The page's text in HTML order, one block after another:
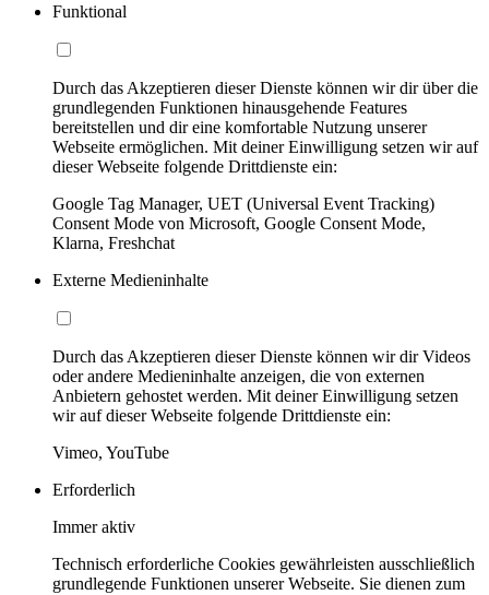
Funktional
Durch das Akzeptieren dieser Dienste können wir dir über die
grundlegenden Funktionen hinausgehende Features
bereitstellen und dir eine komfortable Nutzung unserer
Webseite ermöglichen. Mit deiner Einwilligung setzen wir auf
dieser Webseite folgende Drittdienste ein:
Google Tag Manager, UET (Universal Event Tracking)
Consent Mode von Microsoft, Google Consent Mode,
Klarna, Freshchat
Externe Medieninhalte
Durch das Akzeptieren dieser Dienste können wir dir Videos
oder andere Medieninhalte anzeigen, die von externen
Anbietern gehostet werden. Mit deiner Einwilligung setzen
wir auf dieser Webseite folgende Drittdienste ein:
Vimeo, YouTube
Erforderlich
Immer aktiv
Technisch erforderliche Cookies gewährleisten ausschließlich
grundlegende Funktionen unserer Webseite. Sie dienen zum